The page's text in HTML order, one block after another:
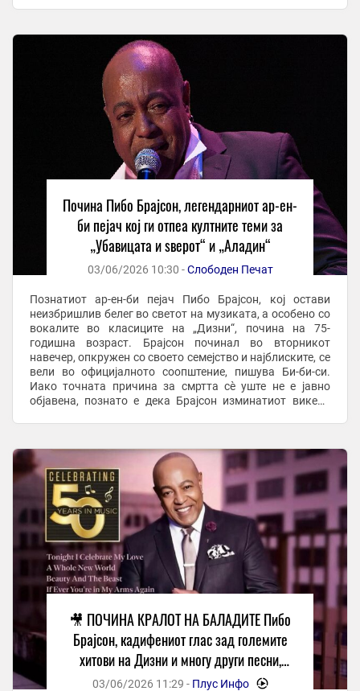
Почина Пибо Брајсон, легендарниот ар-ен-
би пејач кој ги отпеа култните теми за
„Убавицата и ѕверот“ и „Аладин“
03/06/2026 10:30 -Слободен Печат
Познатиот ар-ен-би пејач Пибо Брајсон, кој остави
неизбришлив белег во светот на музиката, а особено со
вокалите во класиците на „Дизни“, почина на 75-
годишна возраст. Брајсон починал во вторникот
навечер, опкружен со своето семејство и најблиските, се
вели во официјалното соопштение, пишува Би-би-си.
Иако точната причина за смртта сè уште не е јавно
објавена, познато е дека Брајсон изминатиот викенд
🎥 ПОЧИНА КРАЛОТ НА БАЛАДИТЕ Пибо
Брајсон, кадифениот глас зад големите
хитови на Дизни и многу други песни,
замина во вечноста
03/06/2026 11:29 - Плус Инфо -